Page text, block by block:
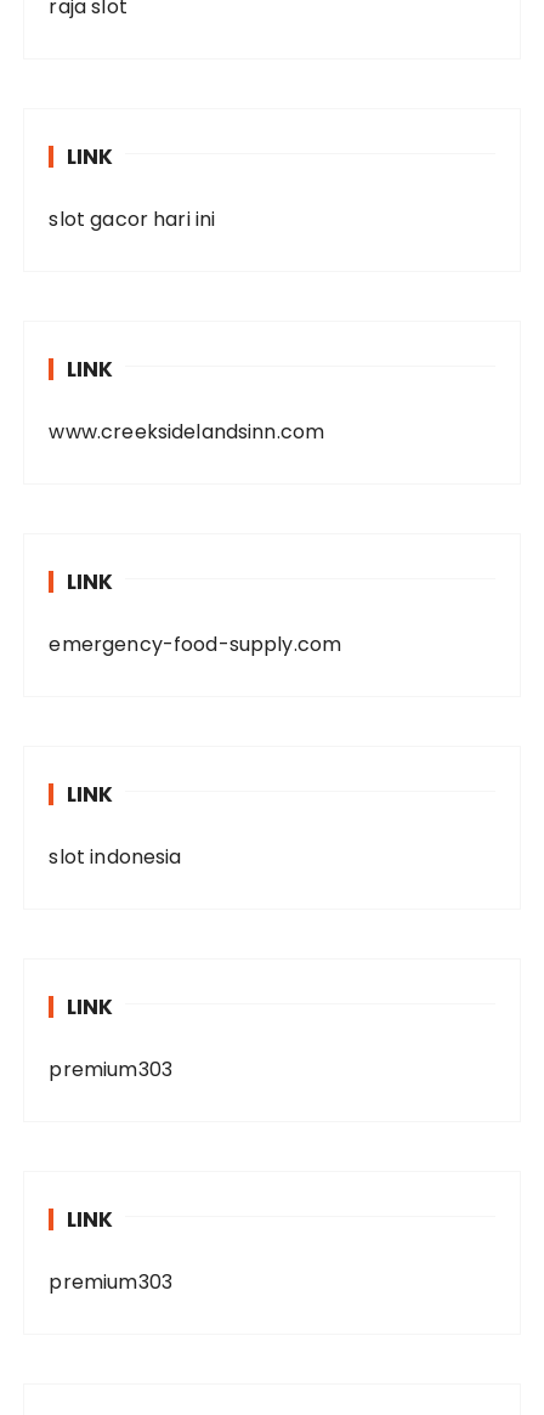
raja slot
LINK
slot gacor hari ini
LINK
www.creeksidelandsinn.com
LINK
emergency-food-supply.com
LINK
slot indonesia
LINK
premium303
LINK
premium303